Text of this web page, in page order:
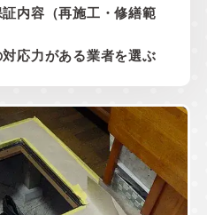
内容（再施工・修繕範
応力がある業者を選ぶ